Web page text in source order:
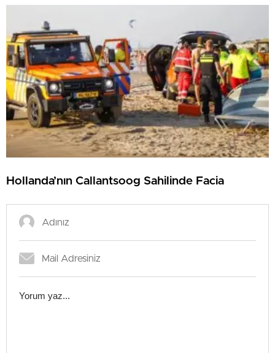
Hollanda’nın Callantsoog Sahilinde Facia